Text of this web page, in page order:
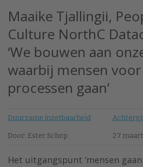
Maaike Tjallingii,
Culture NorthC
‘We bouwen aan
waarbij mensen voor
processen gaan’
Duurzame inzetbaarheid
Door: Ester Schop 27
Het uitgangspunt ‘mensen